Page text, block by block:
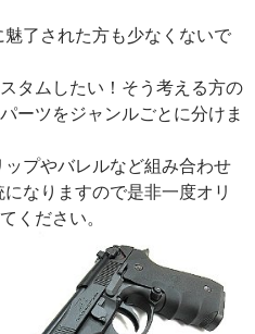
了された方も少なくないで
タムしたい！そう考える方の
ーツをジャンルごとに分けま
プやバレルなど組み合わせ
なりますので是非一度オリ
ください。